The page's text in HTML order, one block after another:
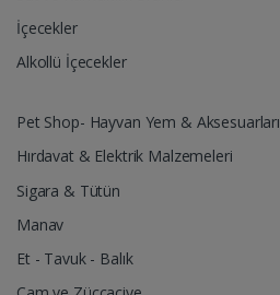
İçecekler
Alkollü İçecekler
Pet Shop- Hayvan Yem & Aksesuarları
Hırdavat & Elektrik Malzemeleri
Sigara & Tütün
Manav
Et - Tavuk - Balık